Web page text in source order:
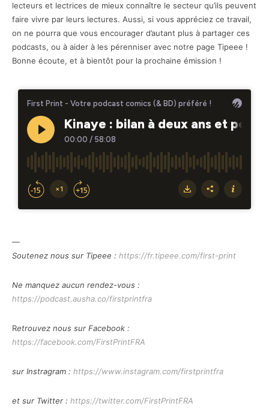
lecteurs et lectrices de mieux connaître le secteur qu’ils peuvent
faire vivre par leurs lectures. Aussi, si vous appréciez ce travail,
on ne pourra que vous encourager d’autant plus à partager ces
podcasts, ou à aider à les pérenniser avec notre page Tipeee !
Bonne écoute, et à bientôt pour la prochaine émission !
—
Soutenez nous sur Tipeee : https://fr.tipeee.com/first-print
Ne manquez aucun rendez-vous :
https://podcast.ausha.co/firstprintfra
Retrouvez nous sur Facebook :
https://facebook.com/FirstPrintFRA
sur Instragram : https://www.instagram.com/firstprintfra
et sur Twitter : https://twitter.com/FirstPrintFRA